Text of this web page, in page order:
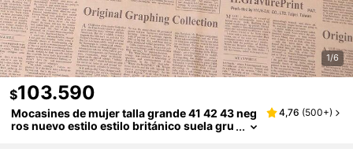
1/6
$103.590
Mocasines de mujer talla grande 41 42 43 neg
ros nuevo estilo estilo británico suela gru
4,76 (500+)